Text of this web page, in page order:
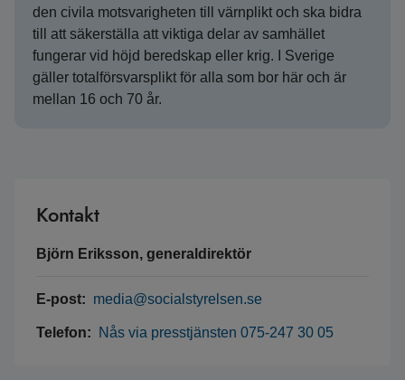
den civila motsvarigheten till värnplikt och ska bidra
till att säkerställa att viktiga delar av samhället
fungerar vid höjd beredskap eller krig. I Sverige
gäller totalförsvarsplikt för alla som bor här och är
mellan 16 och 70 år.
Kontakt
Björn Eriksson, generaldirektör
E-post: media@socialstyrelsen.se
Telefon: Nås via presstjänsten 075-247 30 05